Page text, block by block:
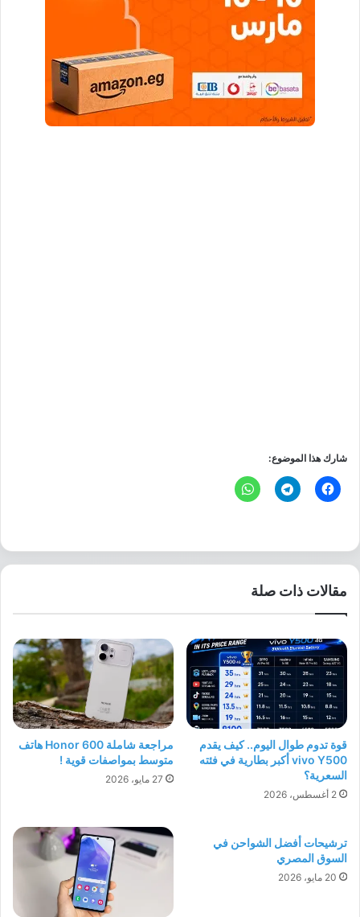
شارك هذا الموضوع:
مقالات ذات صلة
قوة تدوم طوال اليوم.. كيف يقدم
vivo Y500 أكبر بطارية في فئته
السعرية؟
2 أغسطس، 2026
مراجعة شاملة Honor 600 هاتف
متوسط بمواصفات قوية !
27 مايو، 2026
ترشيحات أفضل الشواحن في
السوق المصري
20 مايو، 2026